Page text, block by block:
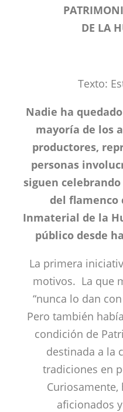
DE LA
Texto:
Nadie ha
mayoría de los
productores,
personas
siguen
del flamenco
Inmaterial de la
público desde
La primera
motivos. La que
“nunca lo dan
Pero también
condición de
destinada a la
tradiciones en
aficionados